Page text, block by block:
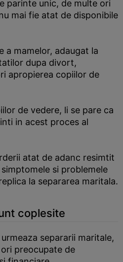
parinte unic, de multe ori
mai fie atat de disponibile
a mamelor, adaugat la
dupa divort,
apropierea copiilor de
de vedere, li se pare ca
in acest proces al
atat de adanc resimtit
si problemele
la separarea maritala.
coplesite
separarii maritale,
preocupate de